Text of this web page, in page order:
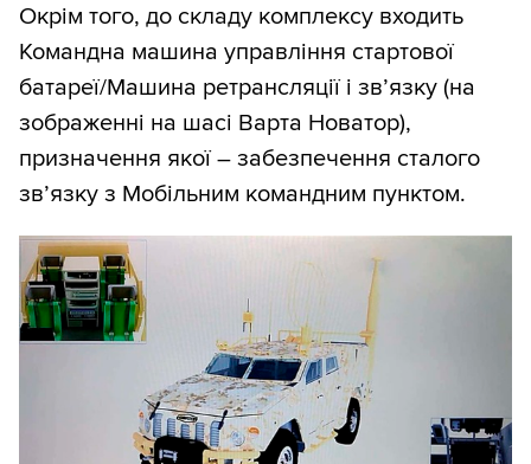
Окрім того, до складу комплексу входить
Командна машина управління стартової
батареї/Машина ретрансляції і зв’язку (на
зображенні на шасі Варта Новатор),
призначення якої – забезпечення сталого
зв’язку з Мобільним командним пунктом.